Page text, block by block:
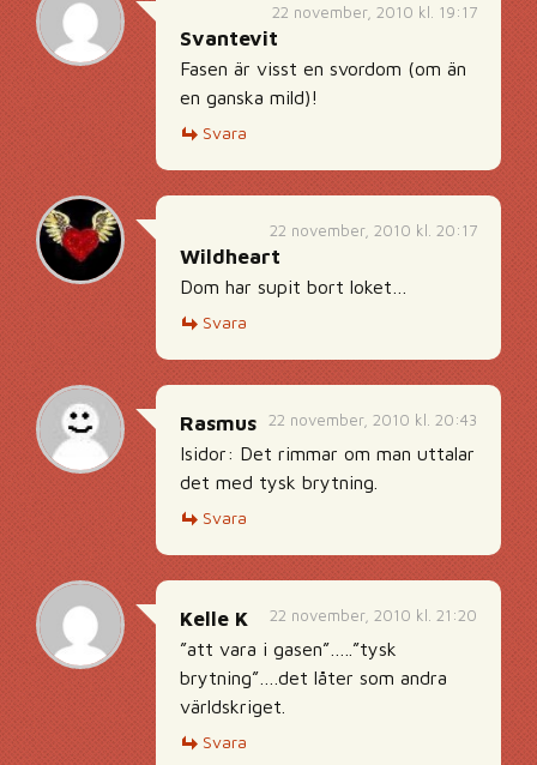
22 november, 2010 kl. 19:17
Svantevit
Fasen är visst en svordom (om än
en ganska mild)!
Svara
22 november, 2010 kl. 20:17
Wildheart
Dom har supit bort loket…
Svara
22 november, 2010 kl. 20:43
Rasmus
Isidor: Det rimmar om man uttalar
det med tysk brytning.
Svara
22 november, 2010 kl. 21:20
Kelle K
”att vara i gasen”…..”tysk
brytning”….det låter som andra
världskriget.
Svara